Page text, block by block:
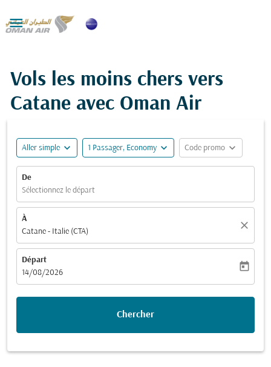

Vols les moins chers vers
Catane avec Oman Air
Aller simple expand_more 1 Passager, Economy expand_more Code promo expand_more
De
Sélectionnez le départ
À
Catane - Italie (CTA)
close
Départ
fc-booking-departure-date-aria-label
14/08/2026
today
Chercher